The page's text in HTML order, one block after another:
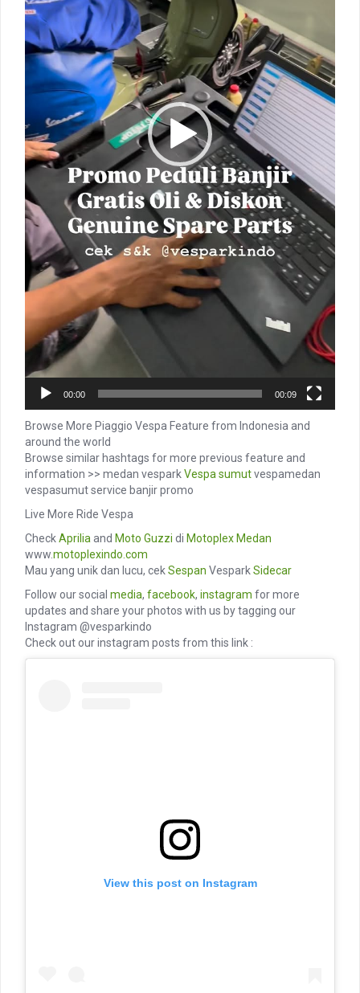
00:00 00:09
Browse More Piaggio Vespa Feature from Indonesia and
around the world
Browse similar hashtags for more previous feature and
information >> medan vesparkVespa sumutvespamedan
vespasumut service banjir promo
Live More Ride Vespa
CheckApriliaand Moto Guzzi di Motoplex Medan
www.motoplexindo.com
Mau yang unik dan lucu, cekSespan VesparkSidecar
Follow our social media, facebook, instagram for more
updates and share your photos with us by tagging our
Instagram @vesparkindo
Check out our instagram posts from this link :
View this post on Instagram